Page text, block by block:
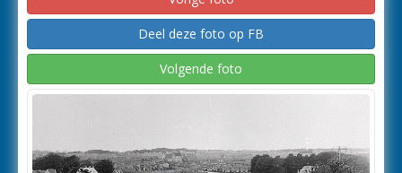
Deel deze foto op FB
Volgende foto